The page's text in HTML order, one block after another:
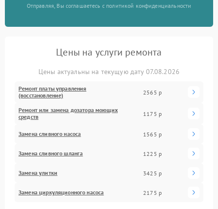
Отправляя, Вы соглашаетесь с политикой конфиденциальности
Цены на услуги ремонта
Цены актуальны на текущую дату 07.08.2026
Ремонт платы управления
(восстановление)
2565 р
Ремонт или замена дозатора моющих
средств
1175 р
Замена сливного насоса 1565 р
Замена сливного шланга 1225 р
Замена улитки 3425 р
Замена циркуляционного насоса 2175 р